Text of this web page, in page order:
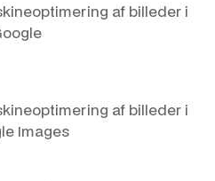
af billeder i
af billeder i
Images